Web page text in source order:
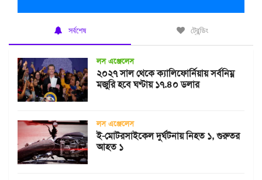
সর্বশেষ ট্রেন্ডিং
লস এঞ্জেলেস
২০২৭ সাল থেকে ক্যালিফোর্নিয়ায় সর্বনিম্ন
মজুরি হবে ঘণ্টায় ১৭.৪০ ডলার
লস এঞ্জেলেস
ই-মোটরসাইকেল দুর্ঘটনায় নিহত ১, গুরুতর
আহত ১